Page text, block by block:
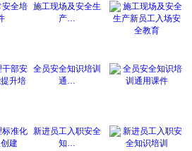
施工现场及安全生
产…
全员安全知识培训
通…
新进员工入职安全
知…